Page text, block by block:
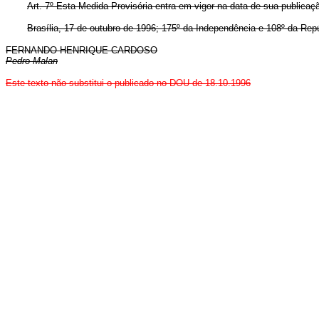
Art. 7º Esta Medida Provisória entra em vigor na data de sua
Brasília, 17 de outubro de 1996; 175º da Independência e 108º da
FERNANDO HENRIQUE CARDOSO
Pedro Malan
Este texto não substitui o publicado no DOU de 18.10.1996